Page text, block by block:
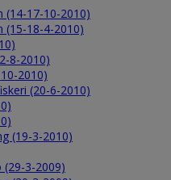
(14-17-10-2010)
(15-18-4-2010)
8-2010)
2010)
(20-6-2010)
(19-3-2010)
(29-3-2009)